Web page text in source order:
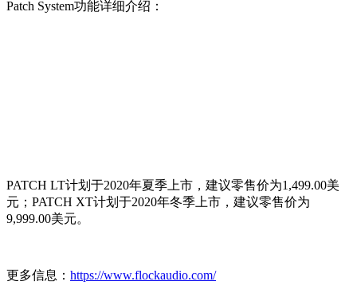
Patch System功能详细介绍：
PATCH LT计划于2020年夏季上市，建议零售价为1,499.00美
元；PATCH XT计划于2020年冬季上市，建议零售价为
9,999.00美元。
更多信息： https://www.flockaudio.com/